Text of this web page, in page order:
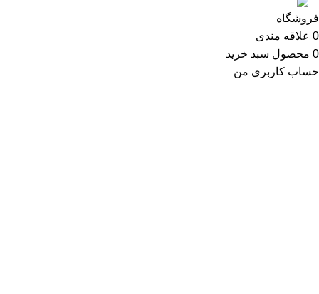
فروشگاه
0 علاقه مندی
0 محصول سبد خرید
حساب کاربری من